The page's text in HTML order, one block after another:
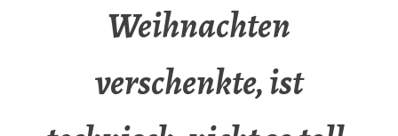
Weihnachten
verschenkte, ist